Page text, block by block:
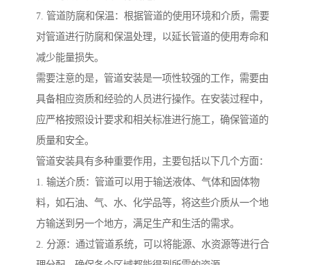
7. 管道防腐和保温：根据管道的使用环境和介质，需要
对管道进行防腐和保温处理，以延长管道的使用寿命和
减少能量损失。
需要注意的是，管道安装是一项性较强的工作，需要由
具备相应资质和经验的人员进行操作。在安装过程中，
应严格按照设计要求和相关标准进行施工，确保管道的
质量和安全。
管道安装具有多种重要作用，主要包括以下几个方面：
1. 输送介质：管道可以用于输送液体、气体和固体物
料，如石油、气、水、化学品等，将这些介质从一个地
方输送到另一个地方，满足生产和生活的需求。
2. 分源：通过管道系统，可以将能源、水资源等进行合